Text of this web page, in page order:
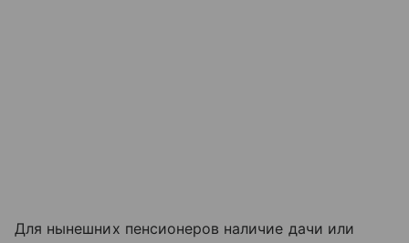
Для нынешних пенсионеров наличие дачи или